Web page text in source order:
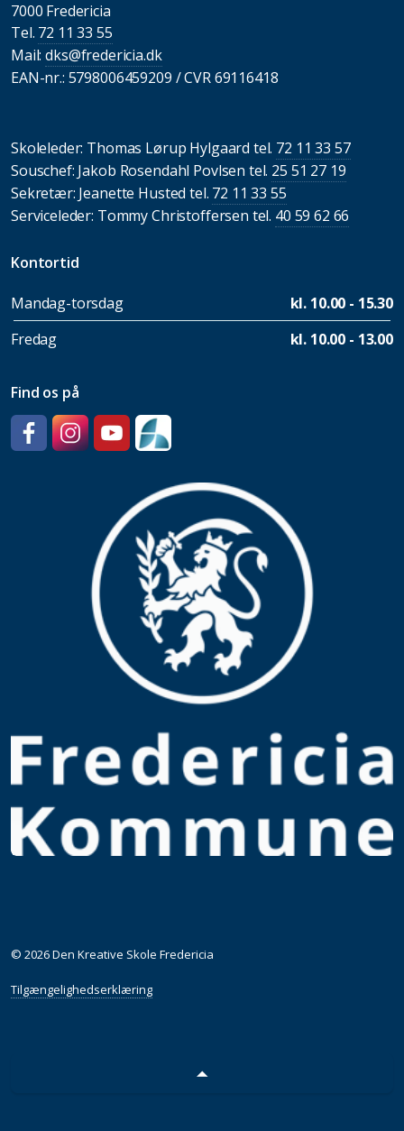
7000 Fredericia
Tel. 72 11 33 55
Mail:dks@fredericia.dk
EAN-nr.: 5798006459209 / CVR 69116418
Skoleleder: Thomas Lørup Hylgaard tel. 72 11 33 57
Souschef: Jakob Rosendahl Povlsen tel. 25 51 27 19
Sekretær: Jeanette Husted tel. 72 11 33 55
Serviceleder: Tommy Christoffersen tel. 40 59 62 66
Kontortid
Mandag-torsdag
kl. 10.00 - 15.30
Fredag
kl. 10.00 - 13.00
Find os på
© 2026 Den Kreative Skole Fredericia
Tilgængelighedserklæring